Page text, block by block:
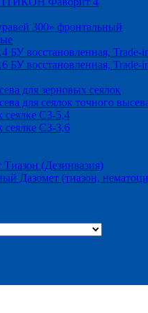
300» фронтальный
БУ восстановленная, Trade-
БУ восстановленная, Trade-
для зерновых сеялок
для сеялок точного
сеялке СЗ-5,4
сеялке СЗ-3,6
(Дезинвазия)
Дазомет (тиазон,